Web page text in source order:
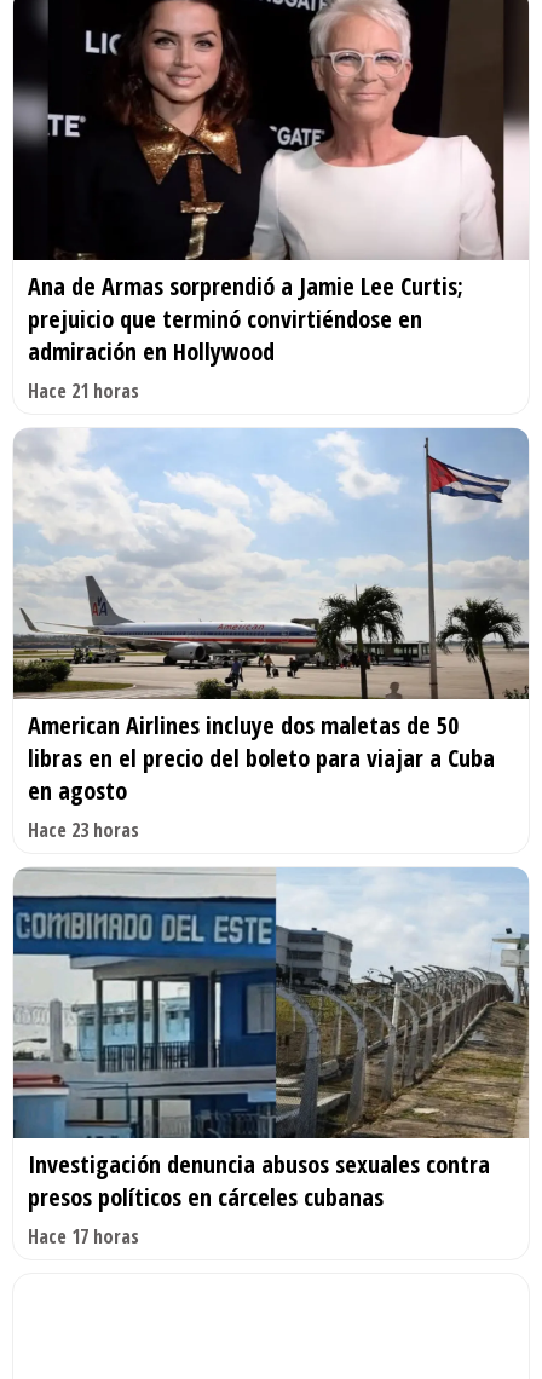
Ana de Armas sorprendió a Jamie Lee Curtis;
prejuicio que terminó convirtiéndose en
admiración en Hollywood
Hace 21 horas
American Airlines incluye dos maletas de 50
libras en el precio del boleto para viajar a Cuba
en agosto
Hace 23 horas
Investigación denuncia abusos sexuales contra
presos políticos en cárceles cubanas
Hace 17 horas